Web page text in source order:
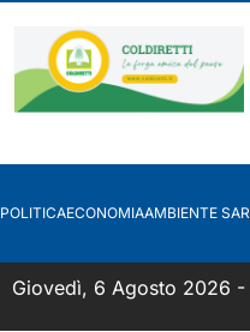
POLITICAECONOMIAAMBIENTE
Giovedì, 6 Agosto 2026 -